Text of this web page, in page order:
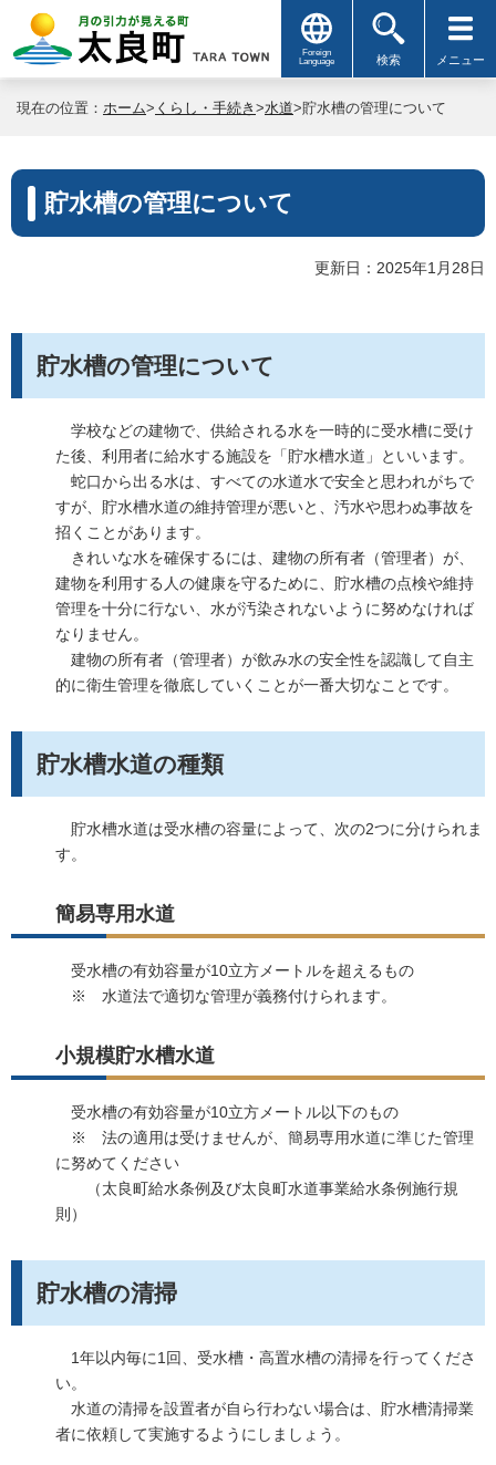
Foreign
Language
検索 メニュー
現在の位置： ホーム> くらし・手続き >水道>貯水槽の管理について
貯水槽の管理について
更新日：2025年1月28日
貯水槽の管理について
学校などの建物で、供給される水を一時的に受水槽に受け
た後、利用者に給水する施設を「貯水槽水道」といいます。
蛇口から出る水は、すべての水道水で安全と思われがちで
すが、貯水槽水道の維持管理が悪いと、汚水や思わぬ事故を
招くことがあります。
きれいな水を確保するには、建物の所有者（管理者）が、
建物を利用する人の健康を守るために、貯水槽の点検や維持
管理を十分に行ない、水が汚染されないように努めなければ
なりません。
建物の所有者（管理者）が飲み水の安全性を認識して自主
的に衛生管理を徹底していくことが一番大切なことです。
貯水槽水道の種類
貯水槽水道は受水槽の容量によって、次の2つに分けられま
す。
簡易専用水道
受水槽の有効容量が10立方メートルを超えるもの
※ 水道法で適切な管理が義務付けられます。
小規模貯水槽水道
受水槽の有効容量が10立方メートル以下のもの
※ 法の適用は受けませんが、簡易専用水道に準じた管理
に努めてください
（太良町給水条例及び太良町水道事業給水条例施行規
則）
貯水槽の清掃
1年以内毎に1回、受水槽・高置水槽の清掃を行ってくださ
い。
水道の清掃を設置者が自ら行わない場合は、貯水槽清掃業
者に依頼して実施するようにしましょう。